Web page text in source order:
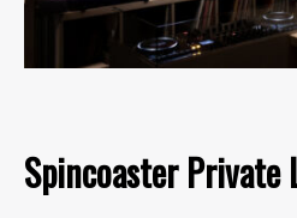
Spincoaster Private